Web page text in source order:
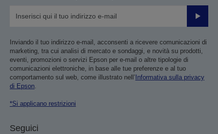
Invia
Inviando il tuo indirizzo e-mail, acconsenti a ricevere comunicazioni di
marketing, tra cui analisi di mercato e sondaggi, e novità su prodotti,
eventi, promozioni o servizi Epson per e-mail o altre tipologie di
comunicazioni elettroniche, in base alle tue preferenze e al tuo
comportamento sul web, come illustrato nell’ Informativa sulla privacy
di Epson
*Si applicano restrizioni
Seguici